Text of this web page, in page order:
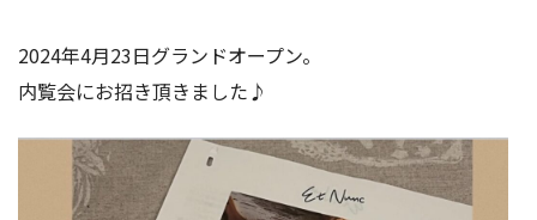
2024年4月23日グランドオープン。
内覧会にお招き頂きました♪